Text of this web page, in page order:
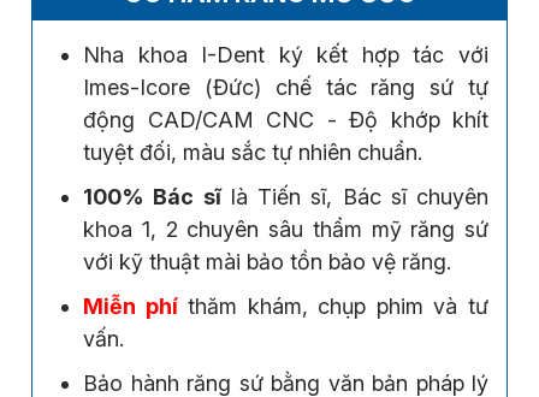
Nha khoa I-Dent ký kết hợp tác với
Imes-Icore (Đức) chế tác răng sứ tự
động CAD/CAM CNC - Độ khớp khít
tuyệt đối, màu sắc tự nhiên chuẩn.
100% Bác sĩlà Tiến sĩ, Bác sĩ chuyên
khoa 1, 2 chuyên sâu thẩm mỹ răng sứ
với kỹ thuật mài bảo tồn bảo vệ răng.
Miễn phíthăm khám, chụp phim và tư
vấn.
Bảo hành răng sứ bằng văn bản pháp lý